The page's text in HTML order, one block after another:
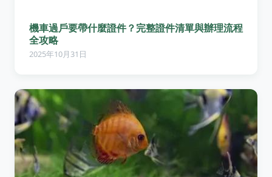
機車過戶要帶什麼證件？完整證件清單與辦理流程
全攻略
2025年10月31日